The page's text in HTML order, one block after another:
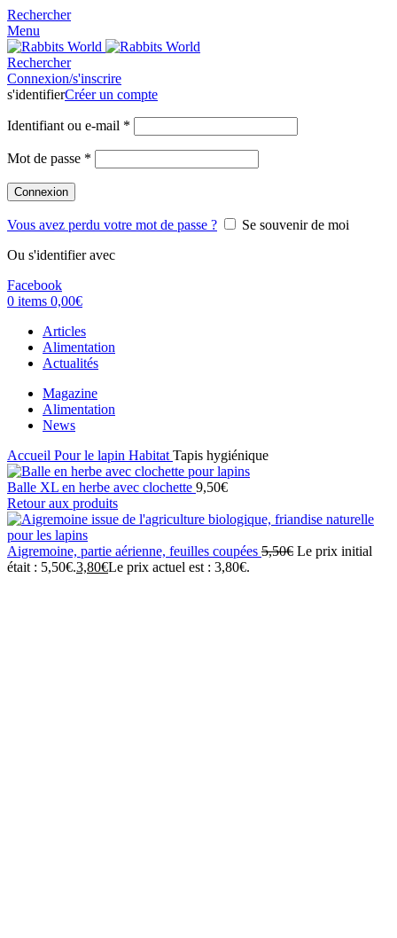
Rechercher
Menu
Rechercher
Connexion/s'inscrire
s'identifierCréer un compte
Identifiant ou e-mail *
Mot de passe *
Connexion
Vous avez perdu votre mot de passe ?
Se souvenir de moi
Ou s'identifier avec
Facebook
0 items 0,00€
Articles
Alimentation
Actualités
Magazine
Alimentation
News
Accueil Pour le lapin Habitat Tapis hygiénique
Balle XL en herbe avec clochette 9,50€
Retour aux produits
Aigremoine, partie aérienne, feuilles coupées 5,50€ Le prix initial
était : 5,50€.3,80€Le prix actuel est : 3,80€.